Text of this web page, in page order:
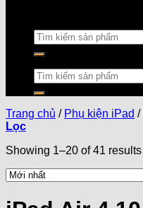
Trang chủ / Phụ kiện iPad /
Lọc
Showing 1–20 of 41 results